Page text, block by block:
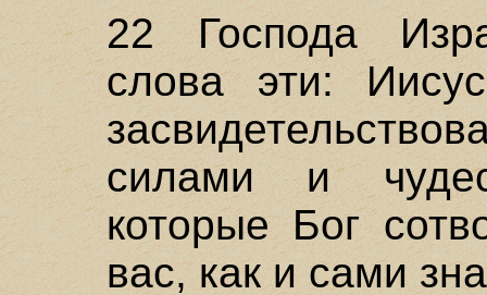
22 Господа
слова эти:
силами и
которые Бог
вас, как и сами